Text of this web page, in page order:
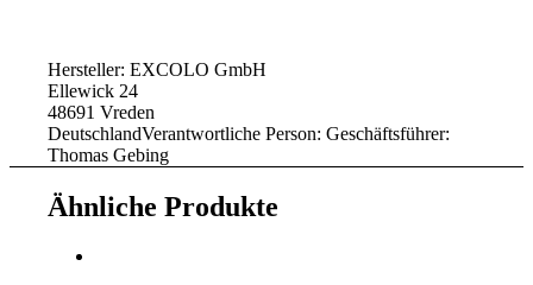
Hersteller:EXCOLO GmbH
Ellewick 24
48691 Vreden
DeutschlandVerantwortliche Person:Geschäftsführer:
Thomas Gebing
Ähnliche Produkte